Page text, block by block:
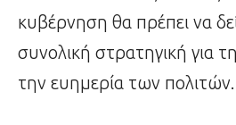
κυβέρνηση θα πρέπει να
συνολική στρατηγική για
την ευημερία των πολιτών.